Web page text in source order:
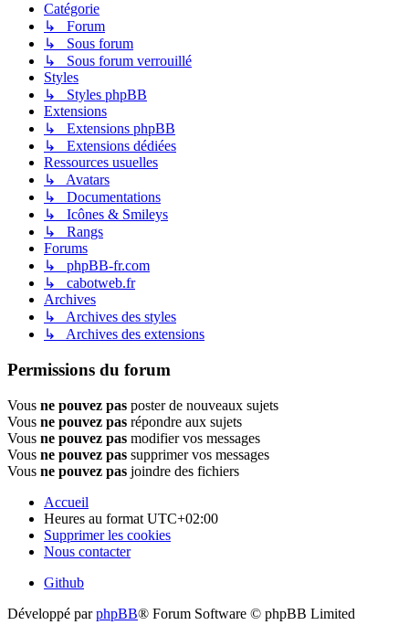
Catégorie
↳ Forum
↳ Sous forum
↳ Sous forum verrouillé
Styles
↳ Styles phpBB
Extensions
↳ Extensions phpBB
↳ Extensions dédiées
Ressources usuelles
↳ Avatars
↳ Documentations
↳ Icônes & Smileys
↳ Rangs
Forums
↳ phpBB-fr.com
↳ cabotweb.fr
Archives
↳ Archives des styles
↳ Archives des extensions
Permissions du forum
Vous ne pouvez pas poster de nouveaux sujets
Vous ne pouvez pas répondre aux sujets
Vous ne pouvez pas modifier vos messages
Vous ne pouvez pas supprimer vos messages
Vous ne pouvez pas joindre des fichiers
Accueil
Heures au format UTC+02:00
Supprimer les cookies
Nous contacter
Github
Développé parphpBB® Forum Software © phpBB Limited